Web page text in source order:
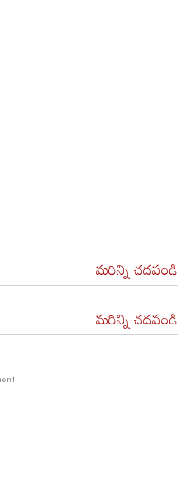
మరిన్ని చదవండి
మరిన్ని చదవండి